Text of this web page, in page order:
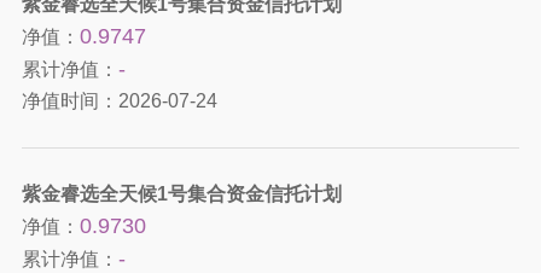
紫金睿选全天候1号集合资金信托计划
净值： 0.9747
累计净值： -
净值时间： 2026-07-24
紫金睿选全天候1号集合资金信托计划
净值： 0.9730
累计净值： -